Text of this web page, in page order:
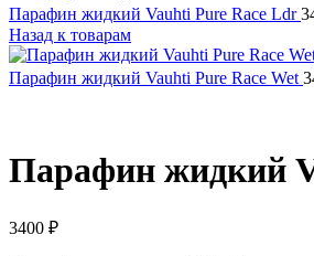
Парафин жидкий Vauhti Pure Race Ldr
Назад к товарам
Парафин жидкий Vauhti Pure Race Wet
Парафин жидкий
3400 ₽